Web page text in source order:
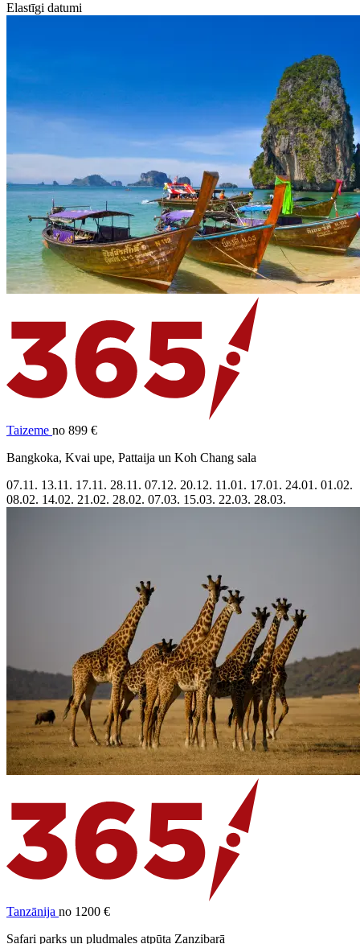
Elastīgi datumi
Taizeme no 899 €
Bangkoka, Kvai upe, Pattaija un Koh Chang sala
07.11. 13.11. 17.11. 28.11. 07.12. 20.12. 11.01. 17.01. 24.01. 01.02.
08.02. 14.02. 21.02. 28.02. 07.03. 15.03. 22.03. 28.03.
Tanzānija no 1200 €
Safari parks un pludmales atpūta Zanzibarā